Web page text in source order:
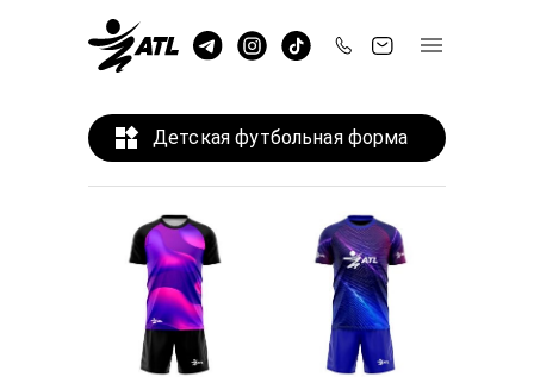
Детская футбольная форма